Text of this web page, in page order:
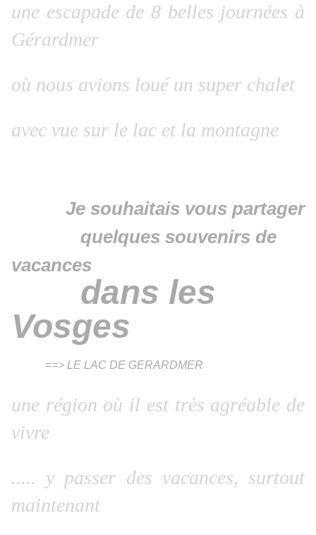
une escapade de 8 belles journées à
Gérardmer
où nous avions loué un super chalet
avec vue sur le lac et la montagne
Je souhaitais vous partager
quelques souvenirs de
vacances
dans les
Vosges
==> LE LAC DE GERARDMER
une région où il est très agréable de
vivre
..... y passer des vacances, surtout
maintenant